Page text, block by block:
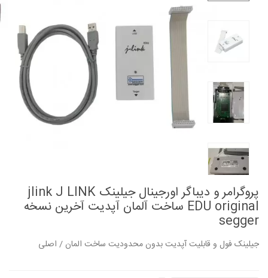
پروگرامر و دیباگر اورجینال جیلینک jlink J LINK
EDU original ساخت آلمان آپدیت آخرین نسخه
segger
جیلینک فول و قابلیت آپدیت بدون محدودیت ساخت المان / اصلی